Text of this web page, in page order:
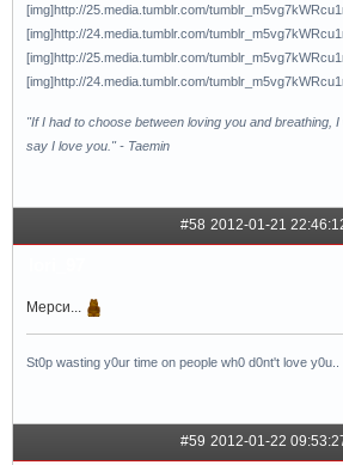
[img]http://25.media.tumblr.com/
[img]http://24.media.tumblr.com/
[img]http://25.media.tumblr.com/
[img]http://24.media.tumblr.com/
"If I had to choose between loving you and breathing,
say I love you." - Taemin
#58 2012-01-21
Мерси...
St0p wasting y0ur time on people wh0 d0nt't love y0u..
#59 2012-01-22